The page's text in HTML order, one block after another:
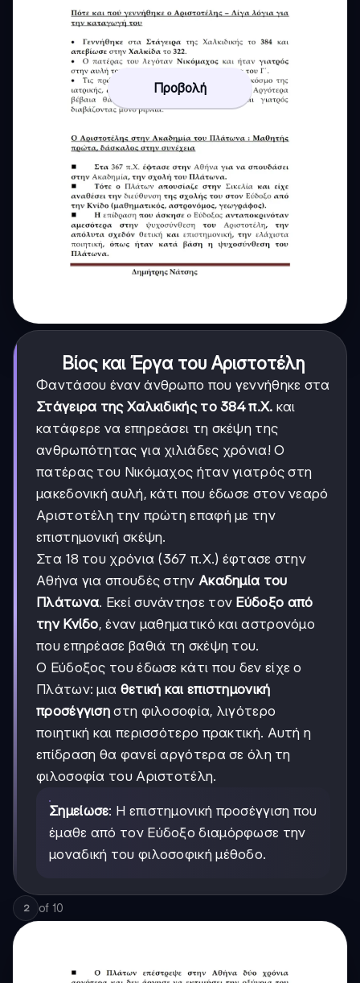
Προβολή
Βίος και Έργα του Αριστοτέλη
Φαντάσου έναν άνθρωπο που γεννήθηκε στα
Στάγειρα της Χαλκιδικής το 384 π.Χ. και
κατάφερε να επηρεάσει τη σκέψη της
ανθρωπότητας για χιλιάδες χρόνια! Ο
πατέρας του Νικόμαχος ήταν γιατρός στη
μακεδονική αυλή, κάτι που έδωσε στον νεαρό
Αριστοτέλη την πρώτη επαφή με την
επιστημονική σκέψη.
Στα 18 του χρόνια (367 π.Χ.) έφτασε στην
Αθήνα για σπουδές στην Ακαδημία του
Πλάτωνα. Εκεί συνάντησε τον Εύδοξο από
την Κνίδο, έναν μαθηματικό και αστρονόμο
που επηρέασε βαθιά τη σκέψη του.
Ο Εύδοξος του έδωσε κάτι που δεν είχε ο
Πλάτων: μια θετική και επιστημονική
προσέγγιση στη φιλοσοφία, λιγότερο
ποιητική και περισσότερο πρακτική. Αυτή η
επίδραση θα φανεί αργότερα σε όλη τη
φιλοσοφία του Αριστοτέλη.
Σημείωσε: Η επιστημονική προσέγγιση που
έμαθε από τον Εύδοξο διαμόρφωσε την
μοναδική του φιλοσοφική μέθοδο.
2 of 10